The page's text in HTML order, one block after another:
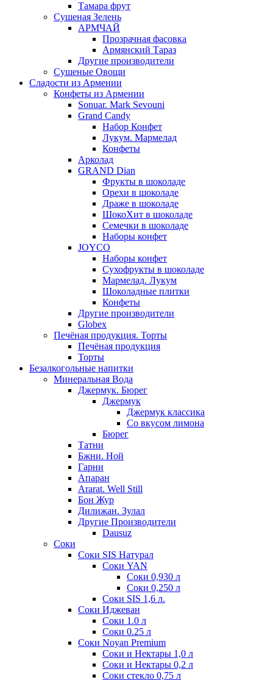
Тамара фрут
Сушеная Зелень
АРМЧАЙ
Прозрачная фасовка
Армянский Тараз
Другие производители
Сушеные Овощи
Сладости из Армении
Конфеты из Армении
Sonuar. Mark Sevouni
Grand Candy
Набор Конфет
Лукум. Мармелад
Конфеты
Арколад
GRAND Dian
Фрукты в шоколаде
Орехи в шоколаде
Драже в шоколаде
ШокоХит в шоколаде
Семечки в шоколаде
Наборы конфет
JOYCO
Наборы конфет
Сухофрукты в шоколаде
Мармелад. Лукум
Шоколадные плитки
Конфеты
Другие производители
Globex
Печёная продукция. Торты
Печёная продукция
Торты
Безалкогольные напитки
Минеральная Вода
Джермук. Бюрег
Джермук
Джермук классика
Со вкусом лимона
Бюрег
Татни
Бжни. Ной
Гарни
Апаран
Ararat. Well Still
Бон Жур
Дилижан. Зулал
Другие Производители
Dausuz
Соки
Соки SIS Натурал
Соки YAN
Соки 0,930 л
Соки 0,250 л
Соки SIS 1,6 л.
Соки Иджеван
Соки 1.0 л
Соки 0.25 л
Соки Noyan Premium
Соки и Нектары 1,0 л
Соки и Нектары 0,2 л
Соки стекло 0,75 л